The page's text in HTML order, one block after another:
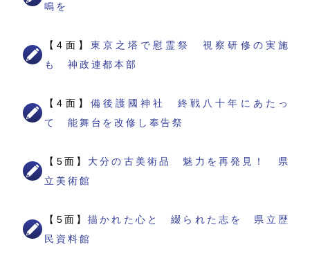
鳴を
【4面】 東京之塔で慰霊祭 視察研修の実施
も 神政連都本部
【4面】 備後護國神社 終戦八十年にあたっ
て 能舞台を改修し奉告祭
【5面】 大分の古美術品 魅力を再発見！ 県
立美術館
【5面】描かれた心と 綴られた志を 県立歴
民資料館